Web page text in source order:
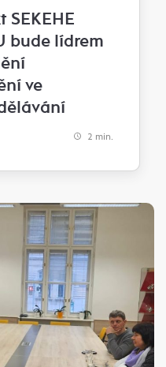
bude lídrem
ve
2 min.